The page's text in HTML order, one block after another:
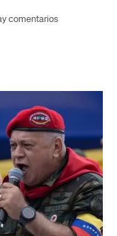
comentarios